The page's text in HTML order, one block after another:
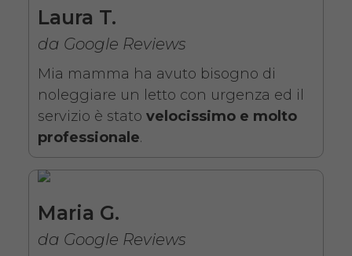
completo di sponde di
contenimento con materasso
antidecubito. Noleggio
minimo 7 giorni da 109 euro.
COSTO NOLEGGIO
da 109,01€
SCHEDA COMPLETA
Laura T.
da Google Reviews
Mia mamma ha avuto bisogno di
noleggiare un letto con urgenza ed il
servizio è statovelocissimo e molto
professionale.
Maria G.
da Google Reviews